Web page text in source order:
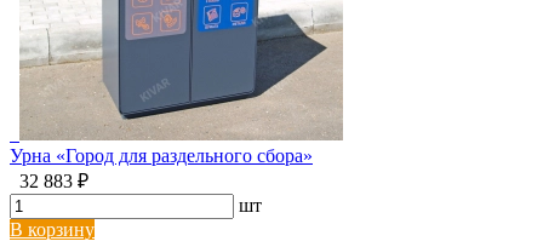
Урна «Город для раздельного сбора»
32 883 ₽
шт
В корзину